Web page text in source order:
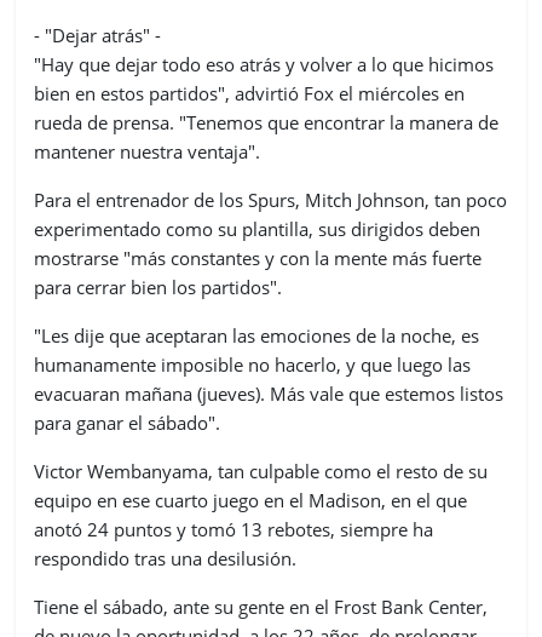
- "Dejar atrás" -
"Hay que dejar todo eso atrás y volver a lo que hicimos
bien en estos partidos", advirtió Fox el miércoles en
rueda de prensa. "Tenemos que encontrar la manera de
mantener nuestra ventaja".
Para el entrenador de los Spurs, Mitch Johnson, tan poco
experimentado como su plantilla, sus dirigidos deben
mostrarse "más constantes y con la mente más fuerte
para cerrar bien los partidos".
"Les dije que aceptaran las emociones de la noche, es
humanamente imposible no hacerlo, y que luego las
evacuaran mañana (jueves). Más vale que estemos listos
para ganar el sábado".
Victor Wembanyama, tan culpable como el resto de su
equipo en ese cuarto juego en el Madison, en el que
anotó 24 puntos y tomó 13 rebotes, siempre ha
respondido tras una desilusión.
Tiene el sábado, ante su gente en el Frost Bank Center,